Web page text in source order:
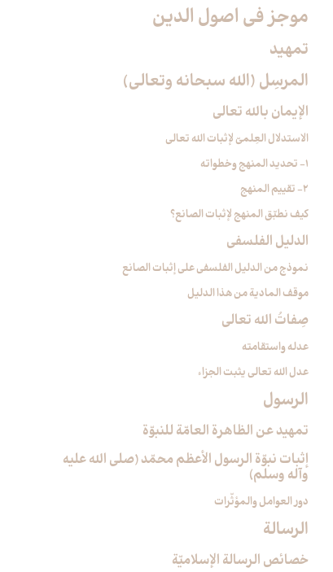
موجز في اصول الدين‏
تمهيد
المرسِل (الله سبحانه وتعالى)
الإيمان بالله تعالى‏
الاستدلال العِلميّ لإثبات الله تعالى‏
1- تحديد المنهج وخطواته
2- تقييم المنهج
كيف نطبّق المنهج لإثبات الصانع؟
الدليل الفلسفي‏
نموذج من الدليل الفلسفي على إثبات الصانع
موقف المادية من هذا الدليل
صِفاتُ الله تعالى‏
عدله واستقامته
عدل الله تعالى يثبت الجزاء
الرسول‏
تمهيد عن الظاهرة العامّة للنبوّة
إثبات نبوّة الرسول الأعظم محمّد (صلى الله عليه
وآله وسلم)
دور العوامل والمؤثّرات
الرسالة
خصائص الرسالة الإسلاميّة